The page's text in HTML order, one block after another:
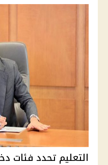
التعليم تحدد فئات